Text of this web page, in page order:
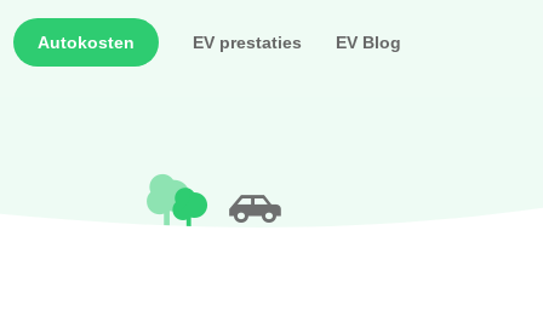
Autokosten EV prestaties EV Blog